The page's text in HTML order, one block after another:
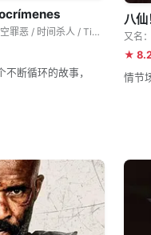
又名：超时空犯罪 / 超时空罪恶 / 时间杀人 / Timecrimes
断循环的故事，
八仙
又名
★
情节